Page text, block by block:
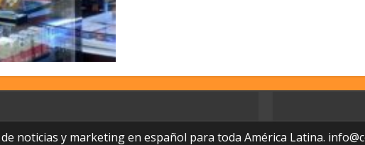
noticias y marketing en español para toda América Latina.